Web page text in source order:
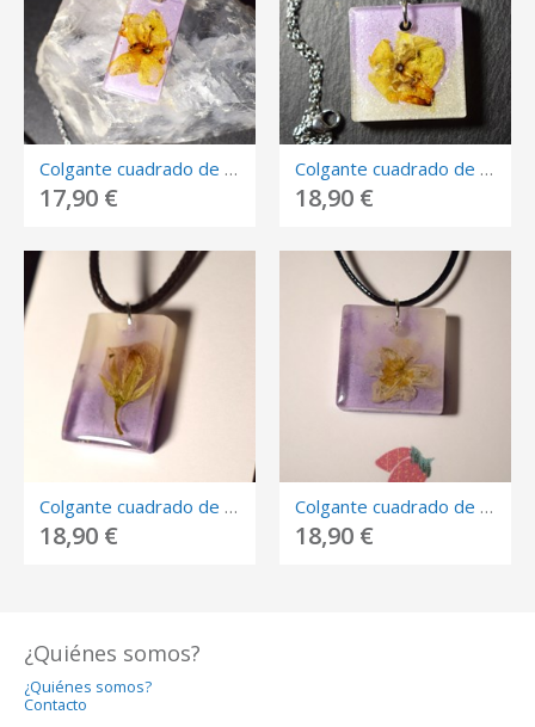
Colgante cuadrado de resina con flor blanca encapsulada.
17,90 €
Colgante cuadrado de resina con flor amarilla encapsulada.
18,90 €
Colgante cuadrado de resina con flor blanca encapsulada.
18,90 €
Colgante cuadrado de resina con flor blanca encapsulada.
18,90 €
¿Quiénes somos?
¿Quiénes somos?
Contacto